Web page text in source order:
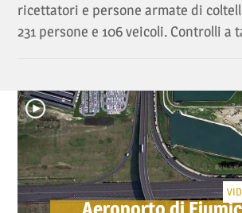
ricettatori e persone armate di
231 persone e 106 veicoli. Controlli a